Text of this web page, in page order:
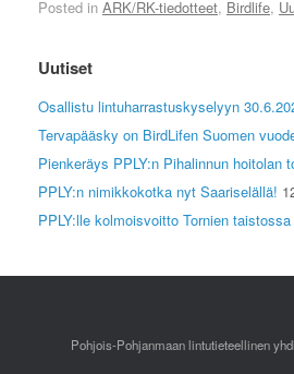
Posted in ARK/RK-tiedotteet, Birdlife,
Uutiset
Osallistu lintuharrastuskyselyyn
Tervapääsky on BirdLifen Suomen
Pienkeräys PPLY:n Pihalinnun hoitolan
PPLY:n nimikkokotka nyt Saariselällä!
PPLY:lle kolmoisvoitto Tornien taistossa
Pohjois-Pohjanmaan lintutieteellinen